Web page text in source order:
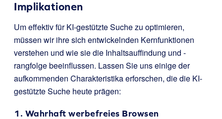
Implikationen
Um effektiv für KI-gestützte Suche zu optimieren,
müssen wir ihre sich entwickelnden Kernfunktionen
verstehen und wie sie die Inhaltsauffindung und -
rangfolge beeinflussen. Lassen Sie uns einige der
aufkommenden Charakteristika erforschen, die die KI-
gestützte Suche heute prägen:
1. Wahrhaft werbefreies Browsen